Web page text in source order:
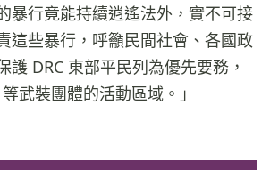
暴行竟能持續逍遙法外，實不可接
這些暴行，呼籲民間社會、各國政
護 DRC 東部平民列為優先要務，
武裝團體的活動區域。」